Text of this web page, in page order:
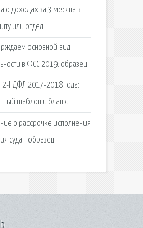
о доходах за 3 месяца в
или отдел.
основной вид
в ФСС 2019: образец.
НДФЛ 2017-2018 года:
шаблон и бланк.
о рассрочке исполнения
суда - образец.